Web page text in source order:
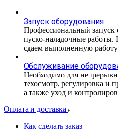
Запуск оборудования
Профессиональный
пуско-наладочные работы.
сдаем выполненную
Обслуживание
Необходимо для
техосмотр, регулировка и
а также уход и
Оплата и доставка
Как сделать заказ